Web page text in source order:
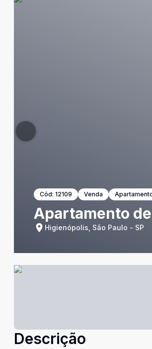
Cód: 12109 Venda
Apartamento
Higienópolis, São Paulo - SP
Descrição